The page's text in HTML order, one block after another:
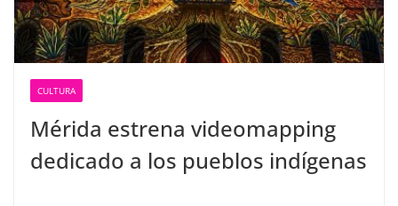
CULTURA
Mérida estrena videomapping
dedicado a los pueblos indígenas